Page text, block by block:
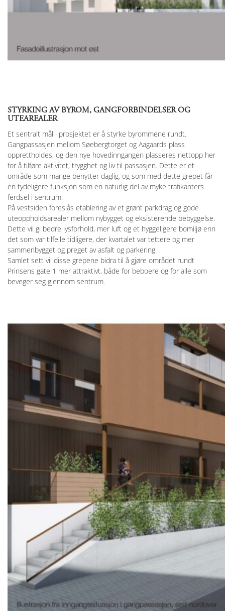
STYRKING AV BYROM, GANGFORBINDELSER OG
UTEAREALER
Et sentralt mål i prosjektet er å styrke byrommene rundt.
Gangpassasjen mellom Søebergtorget og Aagaards plass
opprettholdes, og den nye hovedinngangen plasseres nettopp her
for å tilføre aktivitet, trygghet og liv til passasjen. Dette er et
område som mange benytter daglig, og som med dette grepet får
en tydeligere funksjon som en naturlig del av myke trafikanters
ferdsel i sentrum.
På vestsiden foreslås etablering av et grønt parkdrag og gode
uteoppholdsarealer mellom nybygget og eksisterende bebyggelse.
Dette vil gi bedre lysforhold, mer luft og et hyggeligere bomiljø enn
det som var tilfelle tidligere, der kvartalet var tettere og mer
sammenbygget og preget av asfalt og parkering.
Samlet sett vil disse grepene bidra til å gjøre området rundt
Prinsens gate 1 mer attraktivt, både for beboere og for alle som
beveger seg gjennom sentrum.